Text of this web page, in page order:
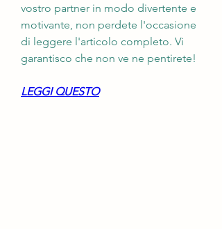
vostro partner in modo divertente e
motivante, non perdete l'occasione
di leggere l'articolo completo. Vi
garantisco che non ve ne pentirete!
LEGGI QUESTO